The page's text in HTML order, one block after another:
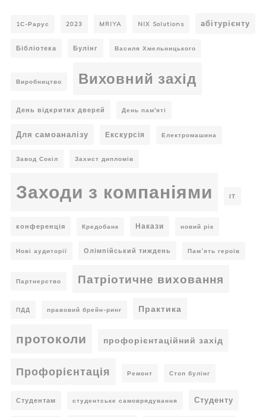
1С-Рарус 2023 MRIYA NIX Solutions абітурієнту
Бібліотека Булінг Василя Хмельницького
Виробництво Виховний захід
День відкритих дверей День пам'яті
Для самоаналізу Екскурсія Електромашина
Завод Сокіл Захист дипломів
Заходи з компаніями ІТ
конференція Кредобанк Накази новий рік
Нові аудиторії Олімпійський тиждень Пам’ять героїв
Партнерство Патріотичне виховання
ПДД правовий брейн-ринг Практика
протоколи профорієнтаційний захід
Профорієнтація Ремонт Стоп булінг
Студентам студентське самоврядування Студенту